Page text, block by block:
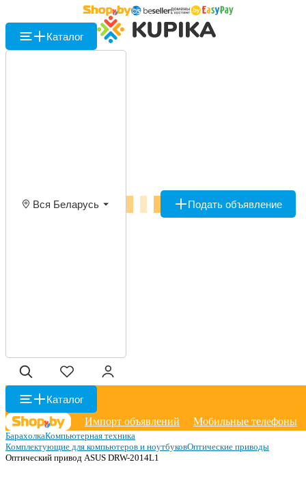
Каталог
Вся Беларусь Подать объявление
Каталог
Импорт объявлений
Мобильные телефоны
БарахолкаКомпьютерная техника
Комплектующие для компьютеров и ноутбуковОптические приводы
Оптический привод ASUS DRW-2014L1